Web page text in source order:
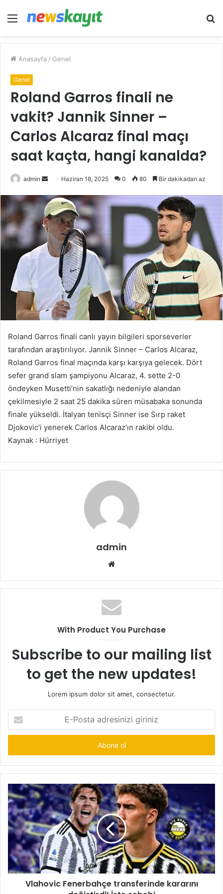
Menü
Anasayfa / Genel
Genel
Roland Garros finali ne
vakit? Jannik Sinner –
Carlos Alcaraz final maçı
saat kaçta, hangi kanalda?
admin
Bir
posta
göndermek
Haziran 18, 2025 0 80 Bir dakikadan az
Roland Garros finali canlı yayın bilgileri sporseverler
tarafından araştırılıyor. Jannik Sinner – Carlos Alcaraz,
Roland Garros final maçında karşı karşıya gelecek. Dört
sefer grand slam şampiyonu Alcaraz, 4. sette 2-0
öndeyken Musetti’nin sakatlığı nedeniyle alandan
çekilmesiyle 2 saat 25 dakika süren müsabaka sonunda
finale yükseldi. İtalyan tenisçi Sinner ise Sırp raket
Djokovic’i yenerek Carlos Alcaraz’ın rakibi oldu.
Kaynak : Hürriyet
admin
Web
With Product You Purchase
Subscribe to our mailing list
to get the new updates!
Lorem ipsum dolor sit amet, consectetur.
Posta
adresinizi
Vlahovic Fenerbahçe transferinde kararını